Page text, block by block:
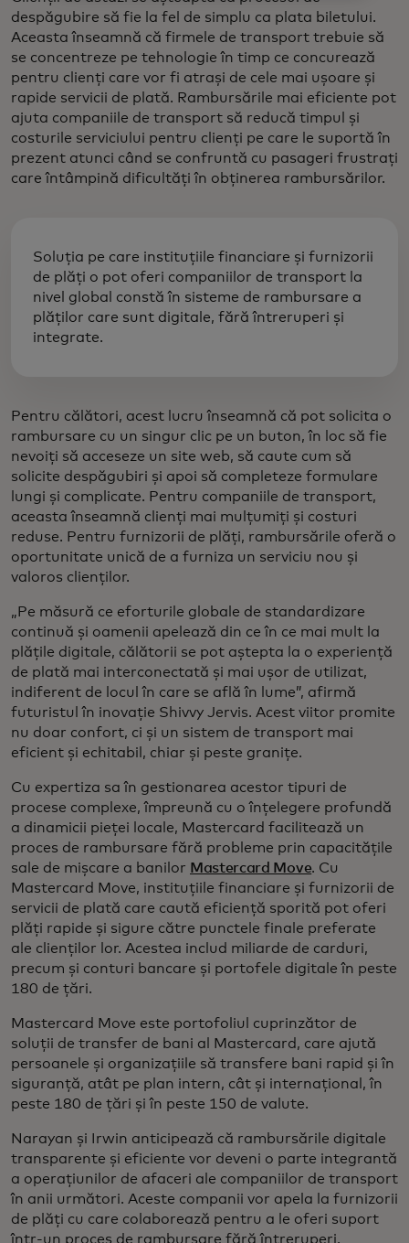
despăgubire să fie la fel de simplu ca plata biletului.
Aceasta înseamnă că firmele de transport trebuie să
se concentreze pe tehnologie în timp ce concurează
pentru clienți care vor fi atrași de cele mai ușoare și
rapide servicii de plată. Rambursările mai eficiente pot
ajuta companiile de transport să reducă timpul și
costurile serviciului pentru clienți pe care le suportă în
prezent atunci când se confruntă cu pasageri frustrați
care întâmpină dificultăți în obținerea rambursărilor.
Soluția pe care instituțiile financiare și furnizorii
de plăți o pot oferi companiilor de transport la
nivel global constă în sisteme de rambursare a
plăților care sunt digitale, fără întreruperi și
integrate.
Pentru călători, acest lucru înseamnă că pot solicita o
rambursare cu un singur clic pe un buton, în loc să fie
nevoiți să acceseze un site web, să caute cum să
solicite despăgubiri și apoi să completeze formulare
lungi și complicate. Pentru companiile de transport,
aceasta înseamnă clienți mai mulțumiți și costuri
reduse. Pentru furnizorii de plăți, rambursările oferă o
oportunitate unică de a furniza un serviciu nou și
valoros clienților.
„Pe măsură ce eforturile globale de standardizare
continuă și oamenii apelează din ce în ce mai mult la
plățile digitale, călătorii se pot aștepta la o experiență
de plată mai interconectată și mai ușor de utilizat,
indiferent de locul în care se află în lume”, afirmă
futuristul în inovație Shivvy Jervis. Acest viitor promite
nu doar confort, ci și un sistem de transport mai
eficient și echitabil, chiar și peste granițe.
Cu expertiza sa în gestionarea acestor tipuri de
procese complexe, împreună cu o înțelegere profundă
a dinamicii pieței locale, Mastercard facilitează un
proces de rambursare fără probleme prin capacitățile
sale de mișcare a banilor Mastercard Move. Cu
Mastercard Move, instituțiile financiare și furnizorii de
servicii de plată care caută eficiență sporită pot oferi
plăți rapide și sigure către punctele finale preferate
ale clienților lor. Acestea includ miliarde de carduri,
precum și conturi bancare și portofele digitale în peste
180 de țări.
Mastercard Move este portofoliul cuprinzător de
soluții de transfer de bani al Mastercard, care ajută
persoanele și organizațiile să transfere bani rapid și în
siguranță, atât pe plan intern, cât și internațional, în
peste 180 de țări și în peste 150 de valute.
Narayan și Irwin anticipează că rambursările digitale
transparente și eficiente vor deveni o parte integrantă
a operațiunilor de afaceri ale companiilor de transport
în anii următori. Aceste companii vor apela la furnizorii
de plăți cu care colaborează pentru a le oferi suport
într-un proces de rambursare fără întreruperi.